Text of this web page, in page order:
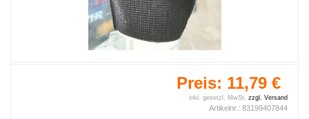
Preis: 11,79 €
inkl. gesetzl. MwSt. zzgl. Versand
Artikelnr.: 83199407844